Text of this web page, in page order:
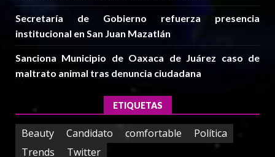
Secretaría de Gobierno refuerza presencia
institucional en San Juan Mazatlán
Sanciona Municipio de Oaxaca de Juárez caso de
maltrato animal tras denuncia ciudadana
ETIQUETAS
Beauty Candidato comfortable
Política
Trends
Twitter